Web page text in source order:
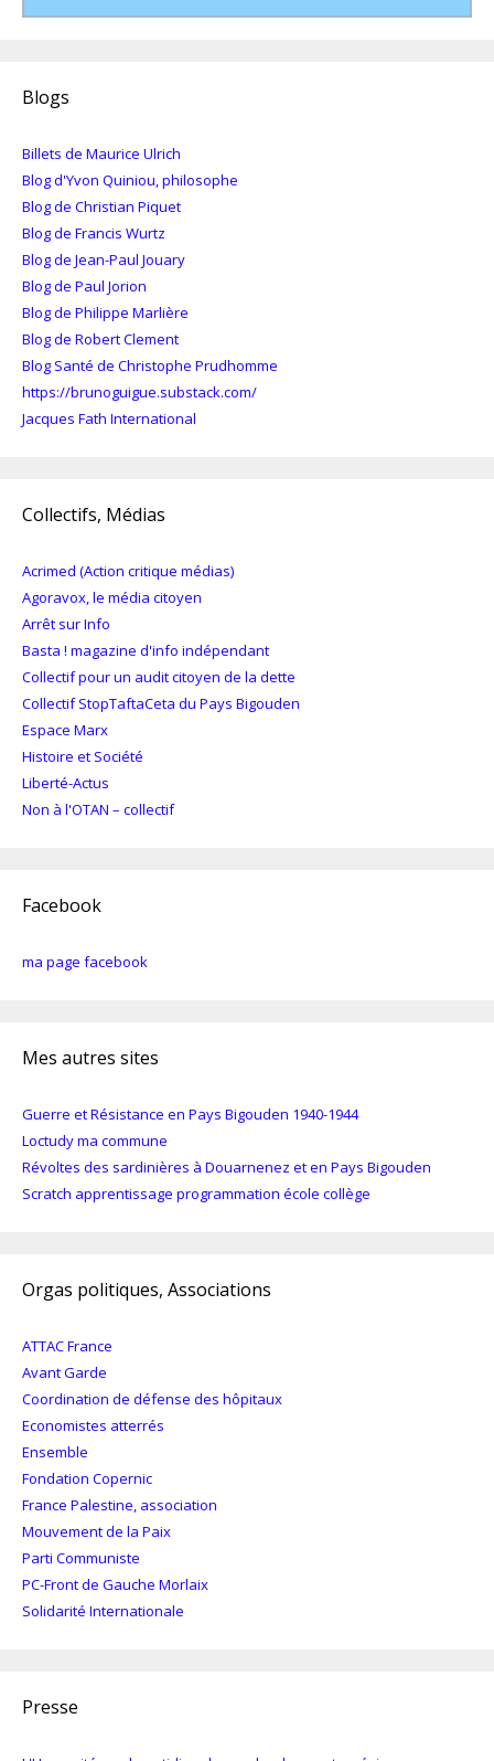
Blogs
Billets de Maurice Ulrich
Blog d'Yvon Quiniou, philosophe
Blog de Christian Piquet
Blog de Francis Wurtz
Blog de Jean-Paul Jouary
Blog de Paul Jorion
Blog de Philippe Marlière
Blog de Robert Clement
Blog Santé de Christophe Prudhomme
https://brunoguigue.substack.com/
Jacques Fath International
Collectifs, Médias
Acrimed (Action critique médias)
Agoravox, le média citoyen
Arrêt sur Info
Basta ! magazine d'info indépendant
Collectif pour un audit citoyen de la dette
Collectif StopTaftaCeta du Pays Bigouden
Espace Marx
Histoire et Société
Liberté-Actus
Non à l'OTAN – collectif
Facebook
ma page facebook
Mes autres sites
Guerre et Résistance en Pays Bigouden 1940-1944
Loctudy ma commune
Révoltes des sardinières à Douarnenez et en Pays Bigouden
Scratch apprentissage programmation école collège
Orgas politiques, Associations
ATTAC France
Avant Garde
Coordination de défense des hôpitaux
Economistes atterrés
Ensemble
Fondation Copernic
France Palestine, association
Mouvement de la Paix
Parti Communiste
PC-Front de Gauche Morlaix
Solidarité Internationale
Presse